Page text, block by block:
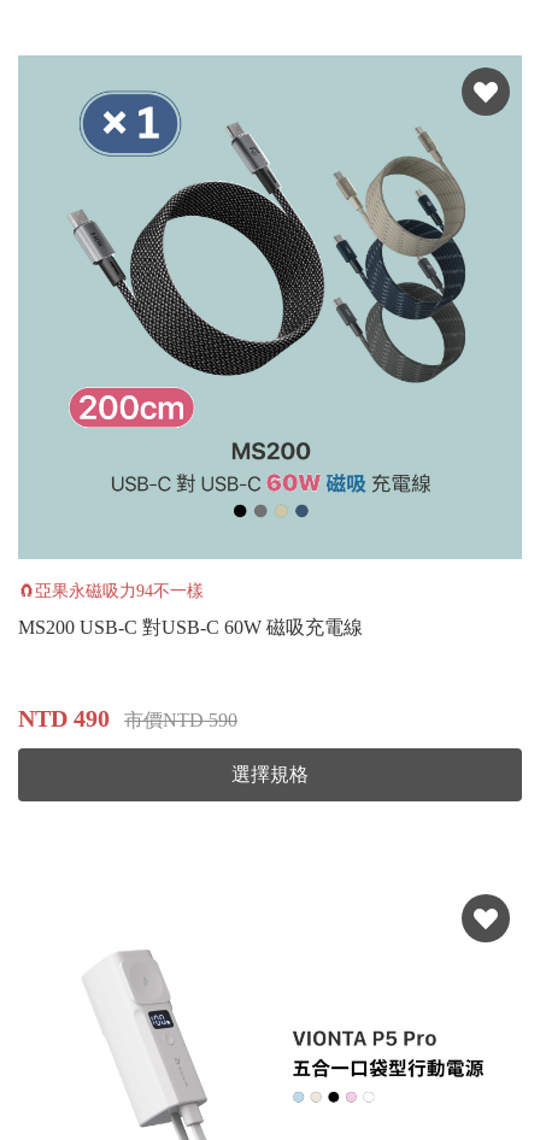
🧲亞果永磁吸力94不一樣
MS200 USB-C 對USB-C 60W 磁吸充電線
NTD 490 市價NTD 590
選擇規格